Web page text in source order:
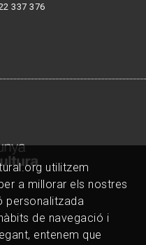
337 376
utilitzem
a millorar els nostres
personalitzada
de navegació i
entenem que